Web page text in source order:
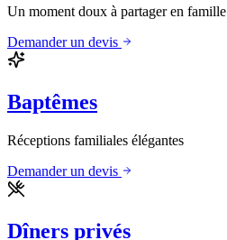
Un moment doux à partager en famille
Demander un devis
Baptêmes
Réceptions familiales élégantes
Demander un devis
Dîners privés